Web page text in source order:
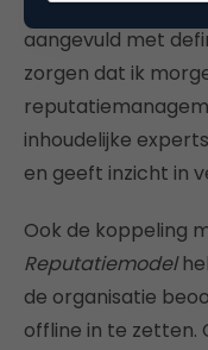
Het grote aantal
aangevuld met
zorgen dat ik
inhoudelijke
en geeft inzicht in
Ook de koppeling
Reputatiemodel
de organisatie
offline in te zetten.